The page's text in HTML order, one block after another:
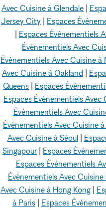
Avec Cuisine à Glendale
Jersey City
Espaces
Espaces Événementiels
Événementiels Avec
Événementiels Avec Cuisine à
Avec Cuisine à Oakland
Queens
Espaces
Espaces Événementiels
Événementiels Avec
Événementiels Avec Cuisine
Avec Cuisine à Séoul|
Singapour
Espaces
Espaces Événementiels
Événementiels Avec Cuisine
Avec Cuisine à Hong Kong
à Paris| Espaces